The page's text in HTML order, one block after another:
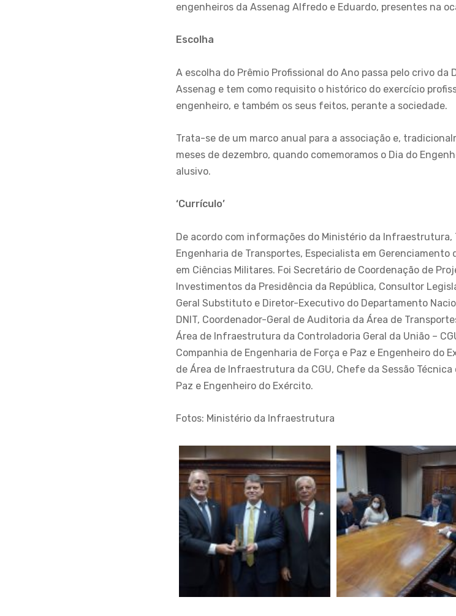
engenheiros da Assenag Alfredo e Eduardo, presentes na
Escolha
A escolha do Prêmio Profissional do Ano passa pelo crivo
Assenag e tem como requisito o histórico do exercício
engenheiro, e também os seus feitos, perante a sociedade.
Trata-se de um marco anual para a associação e,
meses de dezembro, quando comemoramos o Dia do
alusivo.
‘Currículo’
De acordo com informações do Ministério da Infraestrutura,
Engenharia de Transportes, Especialista em
em Ciências Militares. Foi Secretário de Coordenação de
Investimentos da Presidência da República, Consultor
Geral Substituto e Diretor-Executivo do Departamento
DNIT, Coordenador-Geral de Auditoria da Área de
Área de Infraestrutura da Controladoria Geral da União –
Companhia de Engenharia de Força e Paz e Engenheiro do
de Área de Infraestrutura da CGU, Chefe da Sessão
Paz e Engenheiro do Exército.
Fotos: Ministério da Infraestrutura